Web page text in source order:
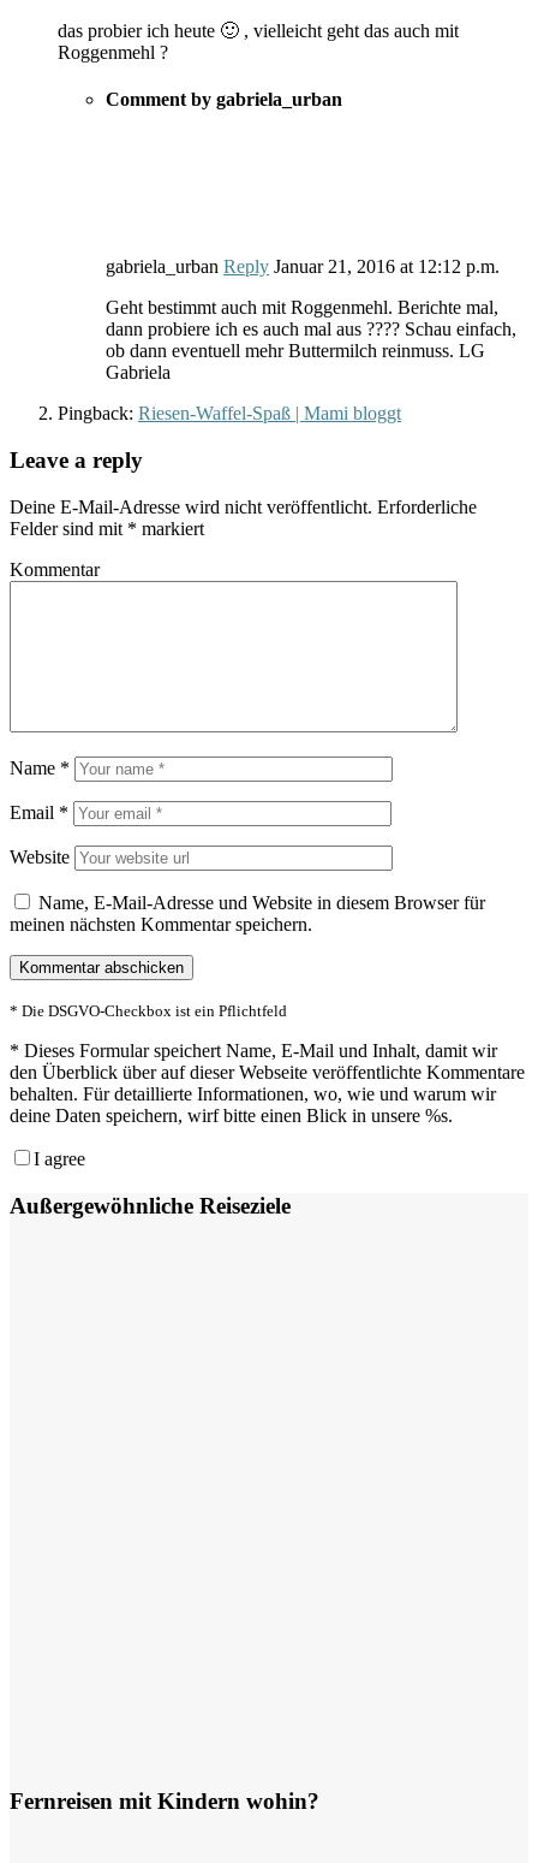
das probier ich heute 🙂 , vielleicht geht das auch mit
Roggenmehl ?
Comment by gabriela_urban
gabriela_urban Reply Januar 21, 2016 at12:12 p.m.
Geht bestimmt auch mit Roggenmehl. Berichte mal,
dann probiere ich es auch mal aus ???? Schau einfach,
ob dann eventuell mehr Buttermilch reinmuss. LG
Gabriela
Pingback: Riesen-Waffel-Spaß | Mami bloggt
Leave a reply
Deine E-Mail-Adresse wird nicht veröffentlicht. Erforderliche
Felder sind mit * markiert
Kommentar
Name *
Email *
Website
Name, E-Mail-Adresse und Website in diesem Browser für
meinen nächsten Kommentar speichern.
* Die DSGVO-Checkbox ist ein Pflichtfeld
* Dieses Formular speichert Name, E-Mail und Inhalt, damit wir
den Überblick über auf dieser Webseite veröffentlichte Kommentare
behalten. Für detaillierte Informationen, wo, wie und warum wir
deine Daten speichern, wirf bitte einen Blick in unsere %s.
I agree
Außergewöhnliche Reiseziele
Fernreisen mit Kindern wohin?